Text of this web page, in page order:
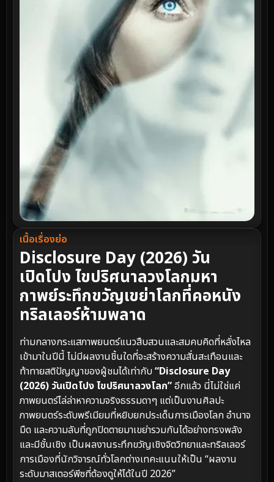
เนื้อเรื่องย่อ
Disclosure Day (2026) วัน
เปิดโปง ไขปริศนาลวงโลกมหา
กาพย์ระทึกขวัญเขย่าโลกที่คอหนัง
ทริลเลอร์ห้ามพลาด
ท่ามกลางกระแสภาพยนตร์แนวสืบสวนและสมคบคิดที่หลั่งไหล
เข้ามาในปีนี้ ไม่มีผลงานชิ้นใดที่จะสร้างความสั่นสะเทือนและ
ท้าทายสติปัญญาของผู้ชมได้เท่ากับ“Disclosure Day
(2026) วันเปิดโปง ไขปริศนาลวงโลก”อีกแล้ว นี่ไม่ใช่แค่
ภาพยนตร์ไล่ล่าหาความจริงธรรมดาๆ แต่เป็นงานศิลปะ
ภาพยนตร์ระดับพรีเมียมที่หยิบยกประเด็นการเมืองโลก อำนาจ
มืด และความลับที่ถูกปิดตายมาเขย่ารวมกันได้อย่างทรงพลัง
และมีชั้นเชิง เป็นผลงานระทึกขวัญเชิงจิตวิทยาและทริลเลอร์
การเมืองที่นักวิจารณ์ทั่วโลกต่างเทคะแนนให้เป็น “ผลงาน
ระดับมาสเตอร์พีซที่ต้องดูให้ได้ในปี 2026”